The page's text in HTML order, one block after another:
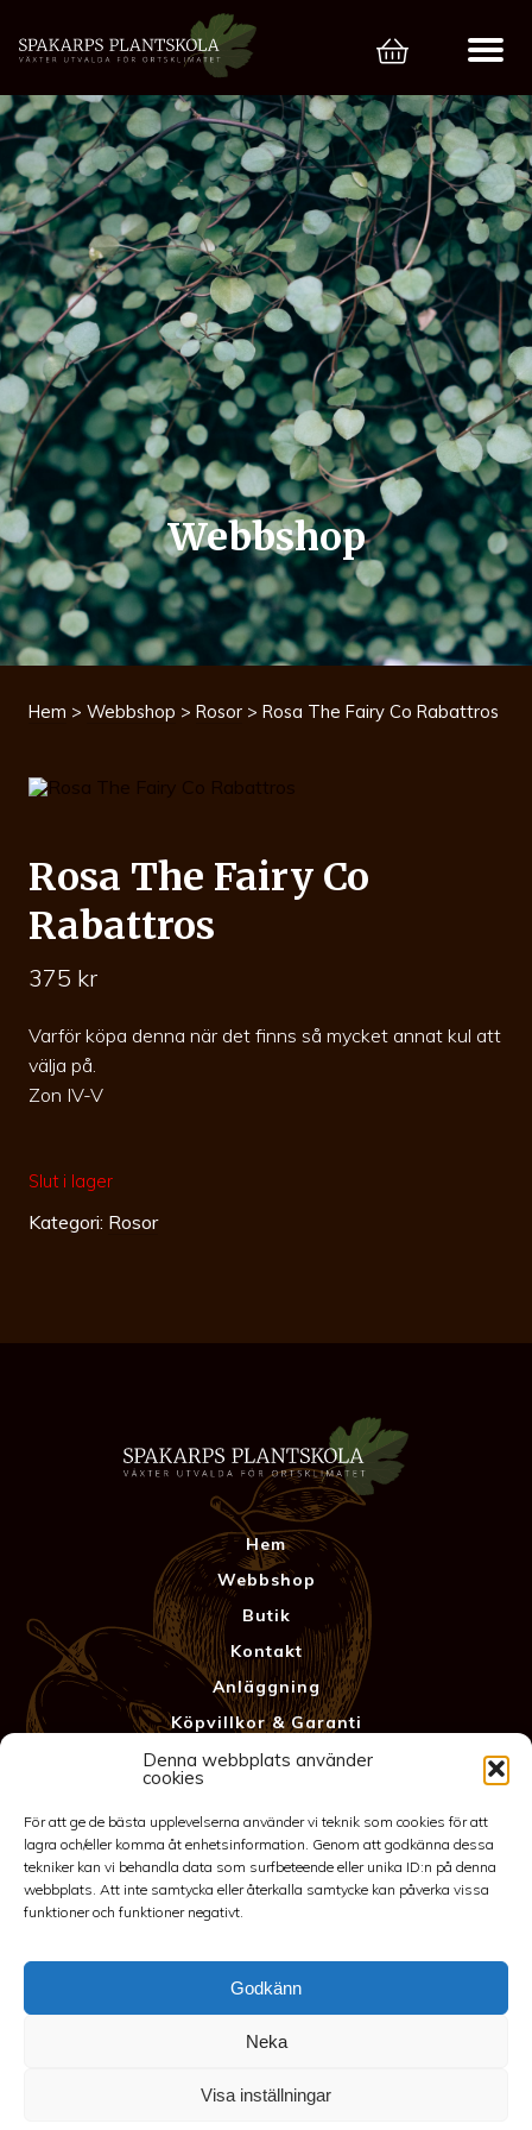
Denna webbplats använder
cookies
För att ge de bästa upplevelserna använder vi teknik som cookies för att
lagra och/eller komma åt enhetsinformation. Genom att godkänna dessa
tekniker kan vi behandla data som surfbeteende eller unika ID:n på denna
webbplats. Att inte samtycka eller återkalla samtycke kan påverka vissa
funktioner och funktioner negativt.
Godkänn
Neka
Visa inställningar
Webbshop
Hem > Webbshop > Rosor > Rosa The Fairy Co Rabattros
Rosa The Fairy Co
Rabattros
375 kr
Varför köpa denna när det finns så mycket annat kul att
välja på.
Zon IV-V
Slut i lager
Kategori: Rosor
Hem
Webbshop
Butik
Kontakt
Anläggning
Köpvillkor & Garanti
Integritetspolicy
spakarp@outlook.com